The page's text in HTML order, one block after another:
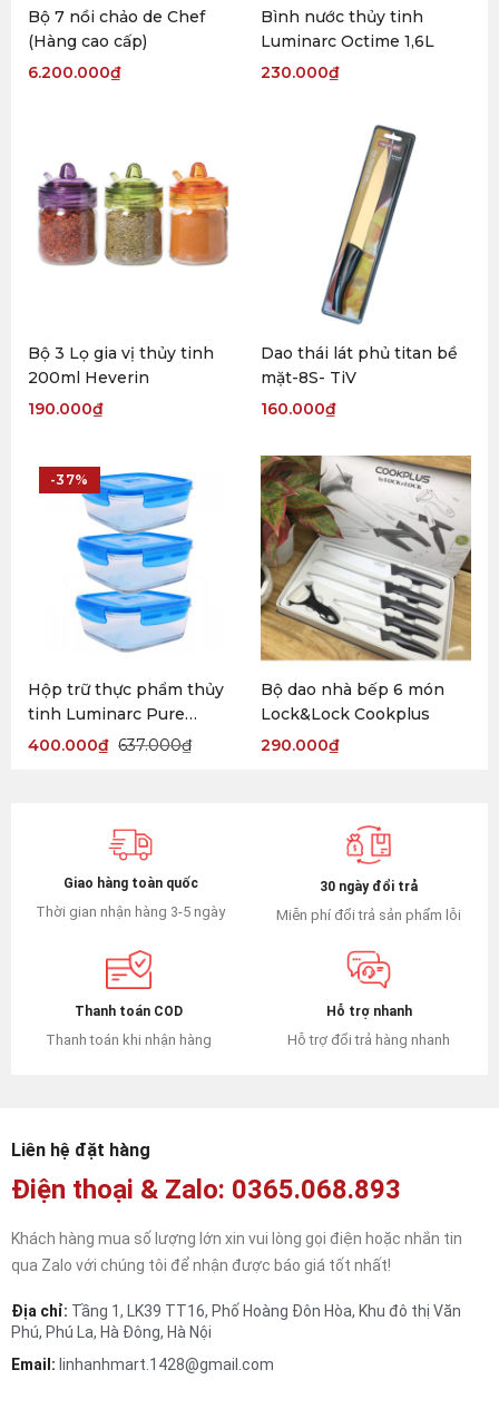
Bộ 7 nồi chảo de Chef
(Hàng cao cấp)
6.200.000₫
Bình nước thủy tinh
Luminarc Octime 1,6L
230.000₫
Bộ 3 Lọ gia vị thủy tinh
200ml Heverin
190.000₫
Dao thái lát phủ titan bề
mặt-8S- TiV
160.000₫
-37%
Hộp trữ thực phẩm thủy
tinh Luminarc Pure
vuông
637.000₫
400.000₫
Bộ dao nhà bếp 6 món
Lock&Lock Cookplus
290.000₫
Giao hàng toàn quốc
Thời gian nhận hàng 3-5 ngày
30 ngày đổi trả
Miễn phí đổi trả sản phẩm lỗi
Thanh toán COD
Thanh toán khi nhận hàng
Hỗ trợ nhanh
Hỗ trợ đổi trả hàng nhanh
Liên hệ đặt hàng
Điện thoại & Zalo: 0365.068.893
Khách hàng mua số lượng lớn xin vui lòng gọi điện hoặc nhắn tin
qua Zalo với chúng tôi để nhận được báo giá tốt nhất!
Địa chỉ: Tầng 1, LK39 TT16, Phố Hoàng Đôn Hòa, Khu đô thị Văn
Phú, Phú La, Hà Đông, Hà Nội
Email: linhanhmart.1428@gmail.com